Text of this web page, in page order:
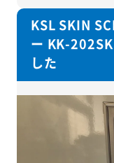
KSL SKIN
ー KK-
した